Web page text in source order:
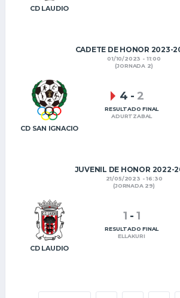
CD LAUDIO
CADETE DE HONOR 2023-
01/10/2023 - 11:00
(JORNADA 2)
CD SAN IGNACIO
4 - 2
RESULTADO FINAL
ADURTZABAL
JUVENIL DE HONOR 2022-
21/05/2023 - 16:30
(JORNADA 29)
CD LAUDIO
1 - 1
RESULTADO FINAL
ELLAKURI